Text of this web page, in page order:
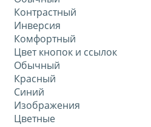
Контрастный
Инверсия
Комфортный
Цвет кнопок и ссылок
Обычный
Красный
Синий
Изображения
Цветные